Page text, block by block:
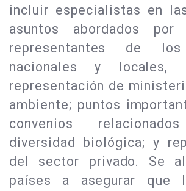
incluir especialistas en
asuntos abordados por
representantes de los
nacionales y locales,
representación de
ambiente; puntos
convenios
diversidad biológica; y
del sector privado. Se
países a asegurar que